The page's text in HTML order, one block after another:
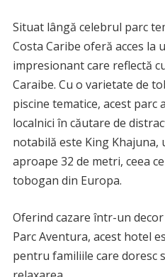
Situat lângă celebrul parc
Costa Caribe oferă acces la
impresionant care reflectă
Caraibe. Cu o varietate de
piscine tematice, acest
localnici în căutare de
notabilă este King Khajuna,
aproape 32 de metri, ceea
tobogan din Europa.
Oferind cazare într-un
Parc Aventura, acest hotel
pentru familiile care doresc